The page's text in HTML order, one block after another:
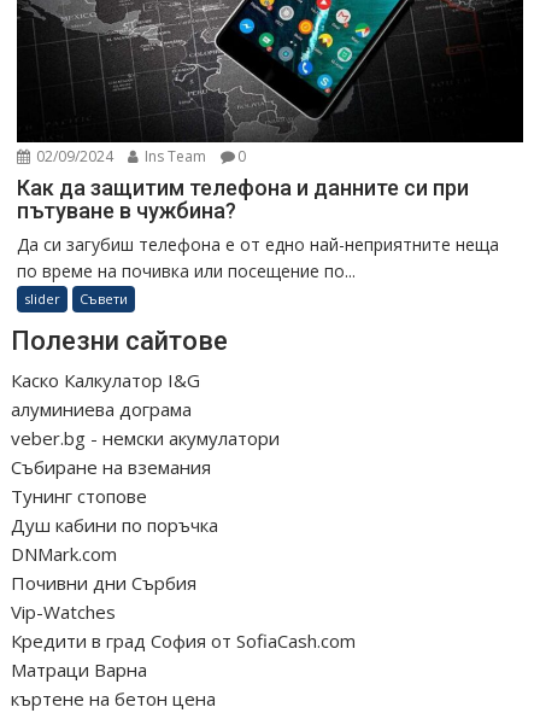
02/09/2024 Ins Team 0
Как да защитим телефона и данните си при
пътуване в чужбина?
Да си загубиш телефона е от едно най-неприятните неща
по време на почивка или посещение по...
slider Съвети
Полезни сайтове
Каско Калкулатор I&G
алуминиева дограма
veber.bg - немски акумулатори
Събиране на вземания
Тунинг стопове
Душ кабини по поръчка
DNMark.com
Почивни дни Сърбия
Vip-Watches
Кредити в град София от SofiaCash.com
Матраци Варна
къртене на бетон цена